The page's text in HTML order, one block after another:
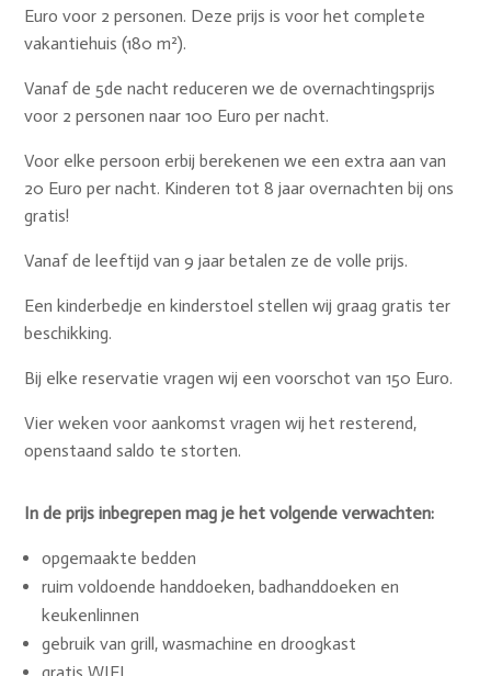
Euro voor 2 personen. Deze prijs is voor het complete
vakantiehuis (180 m²).
Vanaf de 5de nacht reduceren we de overnachtingsprijs
voor 2 personen naar 100 Euro per nacht.
Voor elke persoon erbij berekenen we een extra aan van
20 Euro per nacht. Kinderen tot 8 jaar overnachten bij ons
gratis!
Vanaf de leeftijd van 9 jaar betalen ze de volle prijs.
Een kinderbedje en kinderstoel stellen wij graag gratis ter
beschikking.
Bij elke reservatie vragen wij een voorschot van 150 Euro.
Vier weken voor aankomst vragen wij het resterend,
openstaand saldo te storten.
In de prijs inbegrepen mag je het volgende verwachten:
opgemaakte bedden
ruim voldoende handdoeken, badhanddoeken en
keukenlinnen
gebruik van grill, wasmachine en droogkast